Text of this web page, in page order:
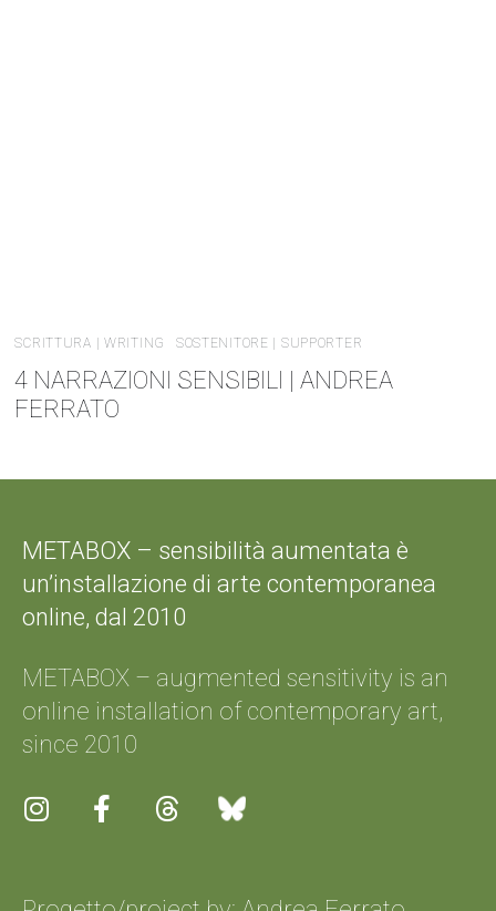
SCRITTURA | WRITING SOSTENITORE | SUPPORTER
4 NARRAZIONI SENSIBILI | ANDREA
FERRATO
METABOX – sensibilità aumentata è
un’installazione di arte contemporanea
online, dal 2010
METABOX – augmented sensitivity is an
online installation of contemporary art,
since 2010